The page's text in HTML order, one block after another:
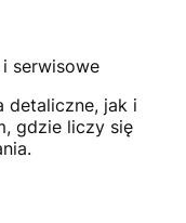
serwisowe
detaliczne, jak i
gdzie liczy się